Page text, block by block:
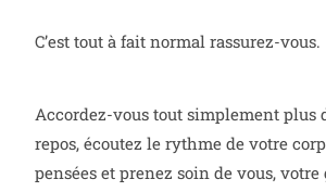
C’est tout à fait normal rassurez-vous.
Accordez-vous tout simplement plus
repos, écoutez le rythme de votre
pensées et prenez soin de vous, votre